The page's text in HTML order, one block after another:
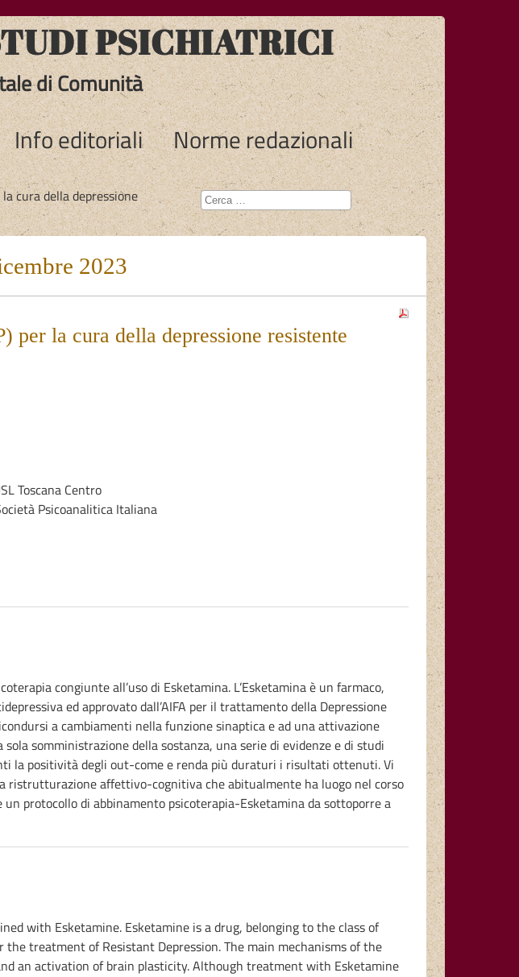
PSICHIATRICI
di Comunità
Info editoriali Norme redazionali
cura della depressione
2023
per la cura della depressione resistente
Toscana Centro
Psicoanalitica Italiana
congiunte all’uso di Esketamina. L’Esketamina è un farmaco,
ed approvato dall’AIFA per il trattamento della Depressione
a cambiamenti nella funzione sinaptica e ad una attivazione
somministrazione della sostanza, una serie di evidenze e di studi
la positività degli out-come e renda più duraturi i risultati ottenuti. Vi
ristrutturazione affettivo-cognitiva che abitualmente ha luogo nel corso
protocollo di abbinamento psicoterapia-Esketamina da sottoporre a
with Esketamine. Esketamine is a drug, belonging to the class of
treatment of Resistant Depression. The main mechanisms of the
an activation of brain plasticity. Although treatment with Esketamine